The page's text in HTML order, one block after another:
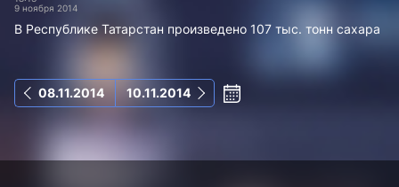
9 ноября 2014
В Республике Татарстан произведено 107 тыс. тонн сахара
08.11.2014 10.11.2014